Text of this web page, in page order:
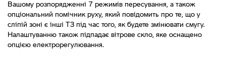
Вашому розпорядженні 7 режимів пересування, а також
опціональний помічник руху, який повідомить про те, що у
сліпій зоні є інші ТЗ під час того, як будете змінювати смугу.
Налаштуванню також підпадає вітрове скло, яке оснащено
опцією електрорегулювання.